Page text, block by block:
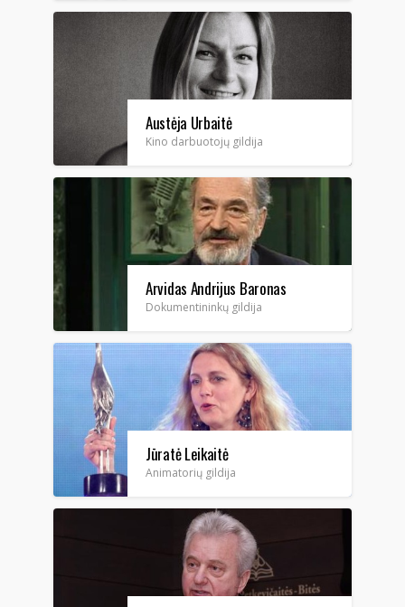
Austėja Urbaitė
Kino darbuotojų gildija
Arvidas Andrijus Baronas
Dokumentininkų gildija
Jūratė Leikaitė
Animatorių gildija